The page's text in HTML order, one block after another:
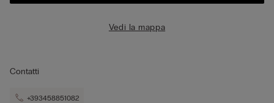
Vedi la mappa
Contatti
+393458851082